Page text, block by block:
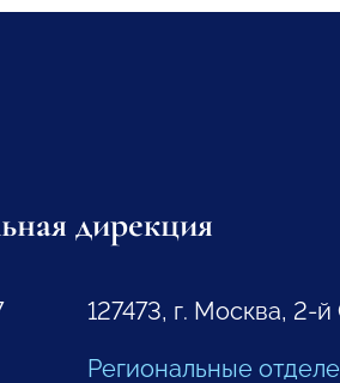
дирекция
127473, г. Москва, 2-
Региональные